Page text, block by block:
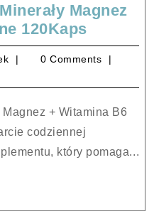
Magnez
120KapsUp
Health
Pharma
+
B6
modraszek
0 Comments
codziennej
który pomaga...